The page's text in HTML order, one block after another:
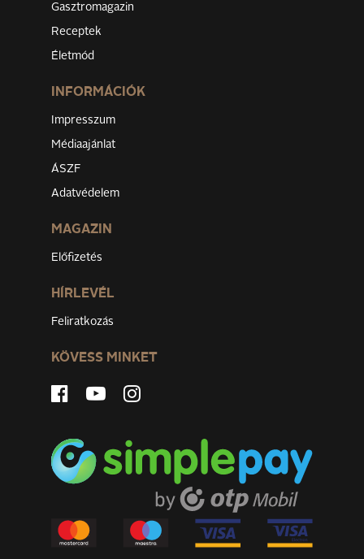
Gasztromagazin
Receptek
Életmód
INFORMÁCIÓK
Impresszum
Médiaajánlat
ÁSZF
Adatvédelem
MAGAZIN
Előfizetés
HÍRLEVÉL
Feliratkozás
KÖVESS MINKET